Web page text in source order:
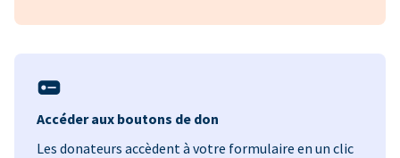
Accéder aux boutons de don
Les donateurs accèdent à votre formulaire en un clic